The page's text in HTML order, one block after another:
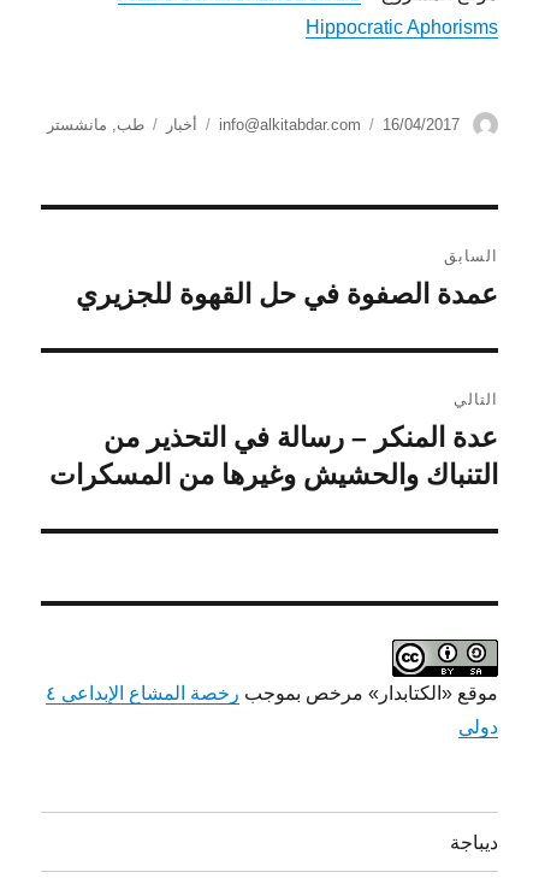
Hippocratic Aphorisms
الكاتب info@alkitabdar.com
نُشرت 16/04/2017 التصنيفات
أخبار الوسوم
طب, مانشستر
المقالات
السابق
المقالة
عمدة الصفوة في حل القهوة للجزيري
التالي
المقالة
التالية:
عدة المنكر – رسالة في التحذير من
التنباك والحشيش وغيرها من المسكرات
موقع «الكتابدار» مرخص بموجب
رخصة المشاع الإبداعي ٤
دولي
ديباجة